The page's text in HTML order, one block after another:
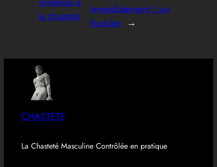
la chasteté
immédiatement ! sur
Youtube →
CHASTETE
La Chasteté Masculine Contrôlée en pratique